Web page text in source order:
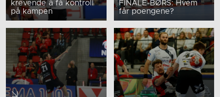
krevende å få kontroll
på kampen
FINALE-BØRS: Hvem
får poengene?